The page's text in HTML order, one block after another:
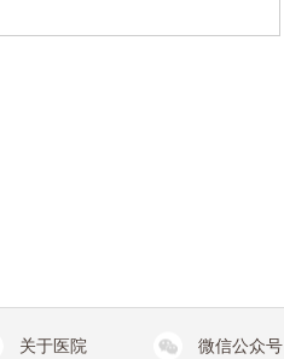
关于医院 微信公众号